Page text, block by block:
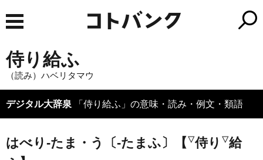
侍り給ふ
（読み）ハベリタマウ
デジタル大辞泉 「侍り給ふ」の意味・読み・例文・類語
はべり‐たま・う〔‐たまふ〕【 ▽侍り ▽給